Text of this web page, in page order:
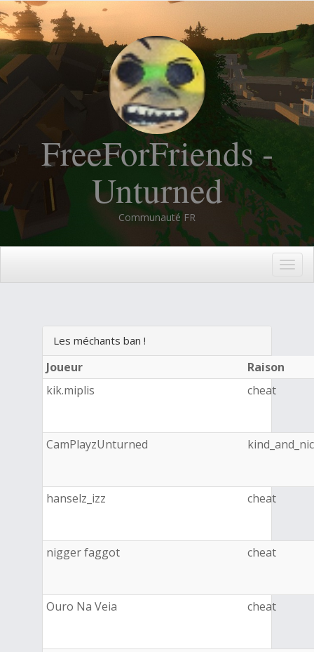
FreeForFriends -
Unturned
Communauté FR
Les méchants ban !
Joueur
Raison
kik.miplis
cheat
CamPlayzUnturned
hanselz_izz cheat
nigger faggot cheat
Ouro Na Veia cheat